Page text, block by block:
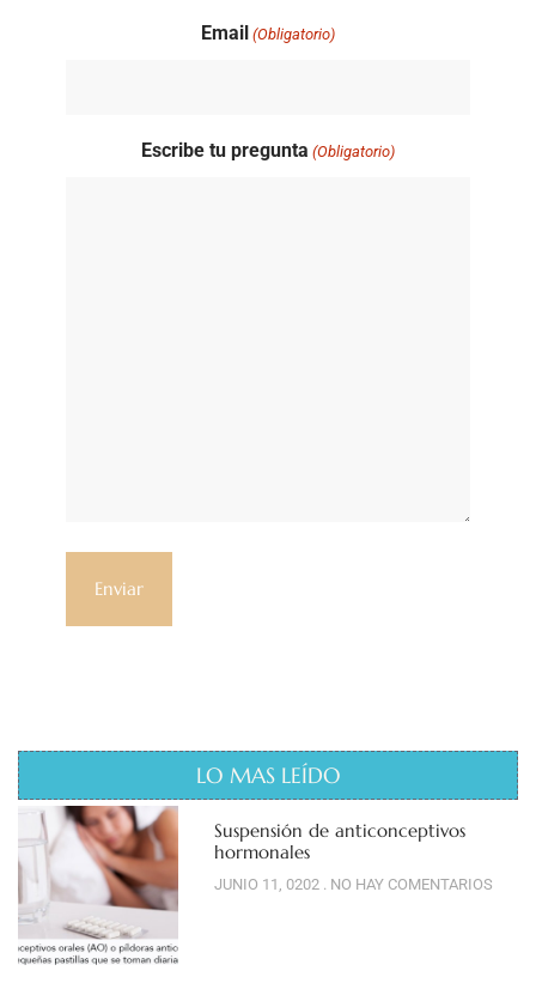
Email (Obligatorio)
Escribe tu pregunta (Obligatorio)
LO MAS LEÍDO
Suspensión de anticonceptivos
hormonales
JUNIO 11, 0202 NO HAY COMENTARIOS